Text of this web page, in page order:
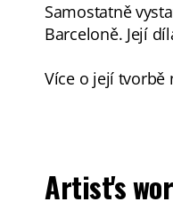
Samostatně
Barceloně. Její
Více o její tvorbě
Artist's